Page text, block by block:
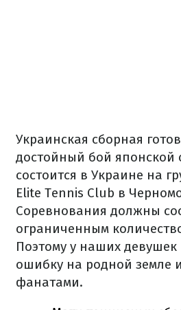
Украинская сборная
достойный бой японской
состоится в Украине на
Elite Tennis Club в
Соревнования должны
ограниченным
Поэтому у наших
ошибку на родной земле
фанатами.